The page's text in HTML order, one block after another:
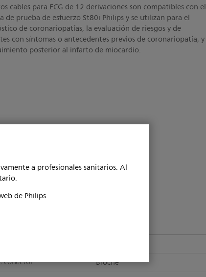
a profesionales sanitarios. Al
de Philips.
cables para ECG de 12 derivaciones son compatibles con el
de prueba de esfuerzo St80i Philips y se utilizan para el
de coronariopatías, la evaluación de riesgos y de
con síntomas o antecedentes previos de coronariopatía, y
posterior al infarto de miocardio.
conector Broche